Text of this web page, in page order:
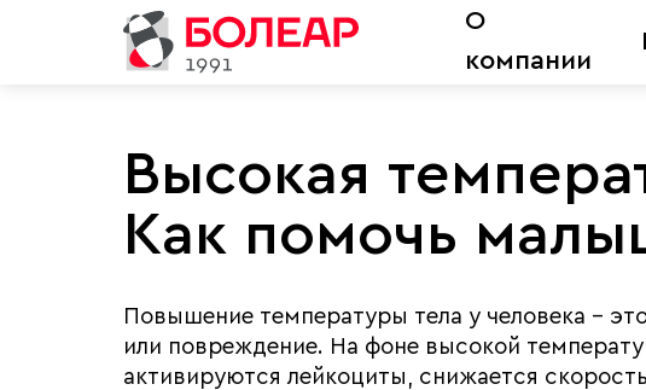
О
компании
Высокая
Как помочь
Повышение температуры тела у человека –
или повреждение. На фоне высокой
активируются лейкоциты, снижается